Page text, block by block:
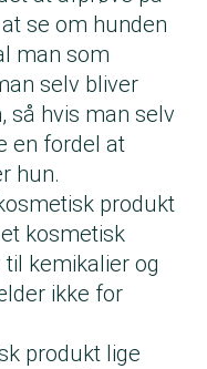
se om hunden
man som
selv bliver
så hvis man selv
en fordel at
hun.
produkt
kosmetisk
kemikalier og
ikke for
produkt lige